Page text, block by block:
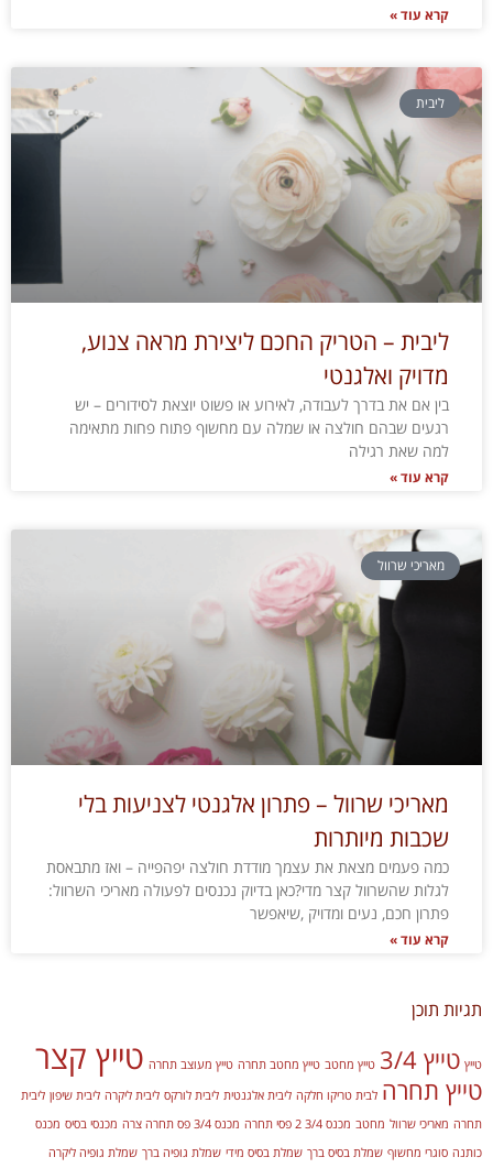
קרא עוד »
ליבית
ליבית – הטריק החכם ליצירת מראה צנוע,
מדויק ואלגנטי
בין אם את בדרך לעבודה, לאירוע או פשוט יוצאת לסידורים – יש
רגעים שבהם חולצה או שמלה עם מחשוף פתוח פחות מתאימה
למה שאת רגילה
קרא עוד »
מאריכי שרוול
מאריכי שרוול – פתרון אלגנטי לצניעות בלי
שכבות מיותרות
כמה פעמים מצאת את עצמך מודדת חולצה יפהפייה – ואז מתבאסת
לגלות שהשרוול קצר מדי?כאן בדיוק נכנסים לפעולה מאריכי השרוול:
פתרון חכם, נעים ומדויק ,שיאפשר
קרא עוד »
תגיות תוכן
טייץ טייץ 3/4 טייץ מחטב טייץ מחטב תחרה טייץ מעוצב תחרה טייץ קצר
טייץ תחרה לבית טריקו חלקה ליבית אלגנטית ליבית לורקס ליבית ליקרה ליבית שיפון ליבית
תחרה מאריכי שרוול מחטב מכנס 3/4 2 פסי תחרה מכנס 3/4 פס תחרה צרה מכנסי בסיס מכנס
כותנה סוגרי מחשוף שמלת בסיס ברך שמלת בסיס מידי שמלת גופיה ברך שמלת גופיה ליקרה